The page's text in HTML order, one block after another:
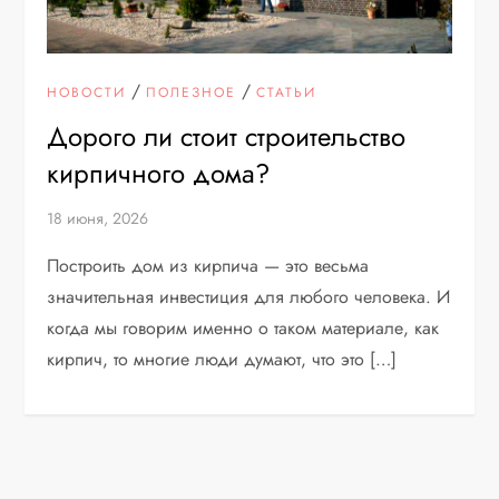
НОВОСТИ / ПОЛЕЗНОЕ /СТАТЬИ
Дорого ли стоит строительство
кирпичного дома?
18 июня, 2026
Построить дом из кирпича — это весьма
значительная инвестиция для любого человека. И
когда мы говорим именно о таком материале, как
кирпич, то многие люди думают, что это […]